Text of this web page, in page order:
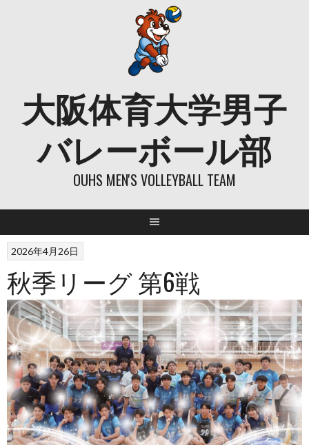
大阪体育大学男子
バレーボール部
OUHS MEN'S VOLLEYBALL TEAM
2026年4月26日
秋季リーグ 第6戦